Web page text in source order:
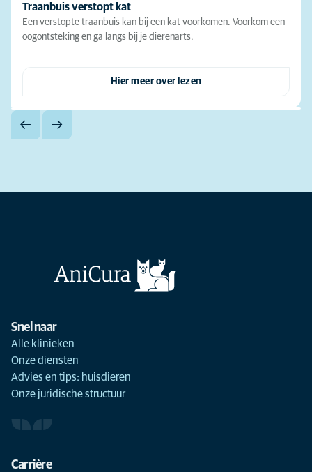
Traanbuis verstopt kat
Een verstopte traanbuis kan bij een kat voorkomen. Voorkom een
oogontsteking en ga langs bij je dierenarts.
Hier meer over lezen
Snel naar
Alle klinieken
Onze diensten
Advies en tips: huisdieren
Onze juridische structuur
Carrière